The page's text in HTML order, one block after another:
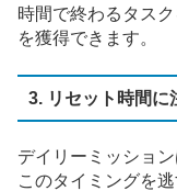
時間で終わるタス
を獲得できます。
3. リセット時間に
デイリーミッショ
このタイミングを